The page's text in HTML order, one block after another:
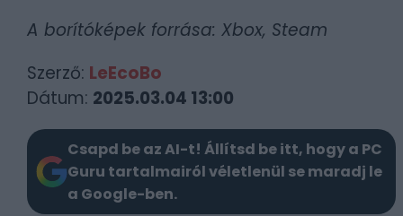
A borítóképek forrása: Xbox, Steam
Szerző: LeEcoBo
Dátum: 2025.03.04 13:00
Csapd be az AI-t! Állítsd be itt, hogy a PC
Guru tartalmairól véletlenül se maradj le
a Google-ben.